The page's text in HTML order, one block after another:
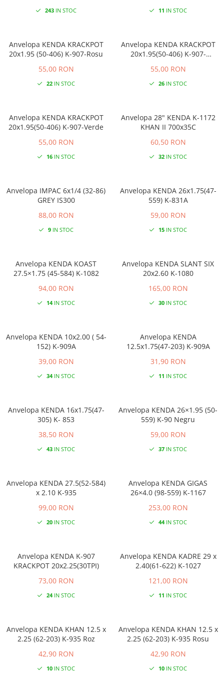
243IN STOC 11 IN STOC
Anvelopa KENDA KRACKPOT
20x1.95 (50-406) K-907-Rosu
55,00 RON
22IN STOC
Anvelopa KENDA KRACKPOT
20x1.95(50-406) K-907-
55,00 RON
26IN STOC
Anvelopa KENDA KRACKPOT
20x1.95(50-406) K-907-Verde
55,00 RON
16IN STOC
Anvelopa 28" KENDA K-1172
KHAN II 700x35C
60,50 RON
32IN STOC
Anvelopa IMPAC 6x1/4 (32-86)
GREY IS300
88,00 RON
9IN STOC
Anvelopa KENDA 26x1.75(47-
559) K-831A
59,00 RON
15IN STOC
Anvelopa KENDA KOAST
27.5×1.75 (45-584) K-1082
94,00 RON
14IN STOC
Anvelopa KENDA SLANT SIX
20x2.60 K-1080
165,00 RON
30IN STOC
Anvelopa KENDA 10x2.00 ( 54-
152) K-909A
39,00 RON
34IN STOC
Anvelopa KENDA
12.5x1.75(47-203) K-909A
31,90 RON
11 IN STOC
Anvelopa KENDA 16x1.75(47-
305) K- 853
38,50 RON
43IN STOC
Anvelopa KENDA 26×1.95 (50-
559) K-90 Negru
59,00 RON
37IN STOC
Anvelopa KENDA 27.5(52-584)
x 2.10 K-935
99,00 RON
20IN STOC
Anvelopa KENDA GIGAS
26×4.0 (98-559) K-1167
253,00 RON
44IN STOC
Anvelopa KENDA K-907
KRACKPOT 20x2.25(30TPI)
73,00 RON
24IN STOC
Anvelopa KENDA KADRE 29 x
2.40(61-622) K-1027
121,00 RON
11 IN STOC
Anvelopa KENDA KHAN 12.5 x
2.25 (62-203) K-935 Roz
42,90 RON
10IN STOC
Anvelopa KENDA KHAN 12.5 x
2.25 (62-203) K-935 Rosu
42,90 RON
10IN STOC